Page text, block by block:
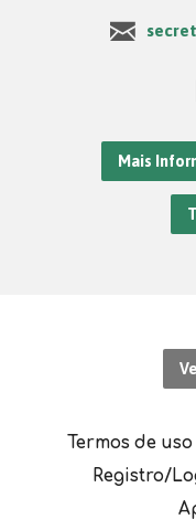
Mais
Termos de uso
Registro/